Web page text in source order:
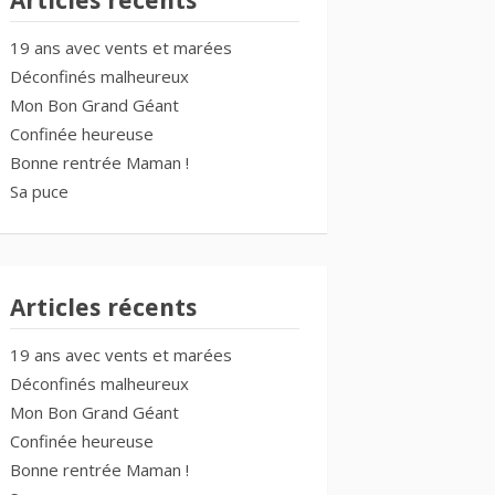
19 ans avec vents et marées
Déconfinés malheureux
Mon Bon Grand Géant
Confinée heureuse
Bonne rentrée Maman !
Sa puce
Articles récents
19 ans avec vents et marées
Déconfinés malheureux
Mon Bon Grand Géant
Confinée heureuse
Bonne rentrée Maman !